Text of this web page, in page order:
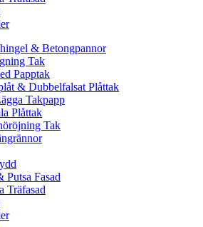
& Betongpannor
Tak
Papptak
& Dubbelfalsat Plåttak
Takpapp
Plåttak
Tak
Putsa Fasad
Träfasad